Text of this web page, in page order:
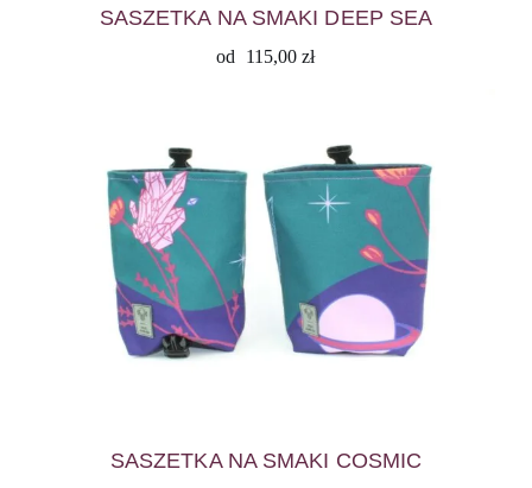
SASZETKA NA SMAKI DEEP SEA
od 115,00zł
SASZETKA NA SMAKI COSMIC